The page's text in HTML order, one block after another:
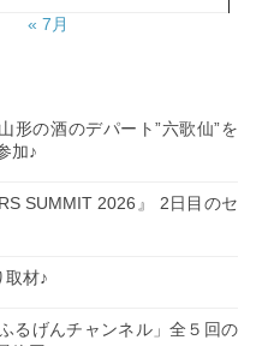
« 7月
形の酒のデパート”六歌仙”を
加♪
SUMMIT 2026』 2日目のセ
取材♪
るげんチャンネル」全５回の